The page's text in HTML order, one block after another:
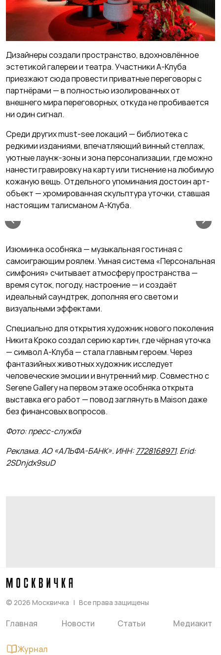
Дизайнеры создали пространство, вдохновлённое
эстетикой галереи и театра. Участники А-Клуба
приезжают сюда провести приватные переговоры с
партнёрами — в полностью изолированных от
внешнего мира переговорных, откуда не пробивается
ни один сигнал.
Среди других must-see локаций — библиотека с
редкими изданиями, впечатляющий винный стеллаж,
уютные лаунж-зоны и зона персонализации, где можно
нанести гравировку на карту или тиснение на любимую
кожаную вещь. Отдельного упоминания достоин арт-
объект — хромированная скульптура уточки, ставшая
настоящим талисманом А-Клуба.
Изюминка особняка — музыкальная гостиная с
самоиграющим роялем. Умная система «Персональная
симфония» считывает атмосферу пространства —
время суток, погоду, настроение — и создаёт
идеальный саундтрек, дополняя его светом и
визуальными эффектами.
Специально для открытия художник нового поколения
Никита Кроко создал серию картин, где чёрная уточка
— символ А-Клуба — стала главным героем. Через
фантазийных животных художник исследует
человеческие эмоции и внутренний мир. Совместно с
Serene Gallery на первом этаже особняка открыта
выставка его работ — повод заглянуть в Maison даже
без финансовых вопросов.
Фото: пресс-служба
Реклама. АО «АЛЬФА-БАНК». ИНН:7728168971. Erid:
2SDnjdx9suD
© 2026 Москвичка Все права защищены
Главная Новости Статьи Медиакит
Журнал